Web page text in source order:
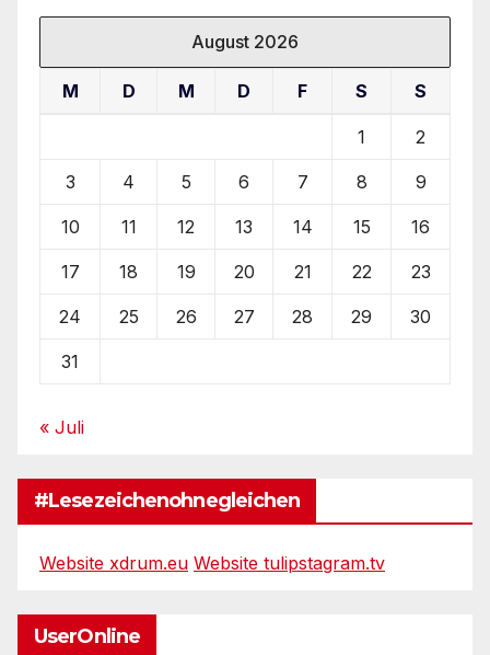
August 2026
M D M D F S S
1 2
3 4 5 6 7 8 9
10 11 12 13 14 15 16
17 18 19 20 21 22 23
24 25 26 27 28 29 30
31
« Juli
#Lesezeichenohnegleichen
Website xdrum.eu Website tulipstagram.tv
UserOnline